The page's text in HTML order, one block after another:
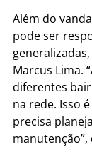
Além do
pode ser
Marcus Lima.
diferentes
na rede. Isso
precisa
manutenção”,